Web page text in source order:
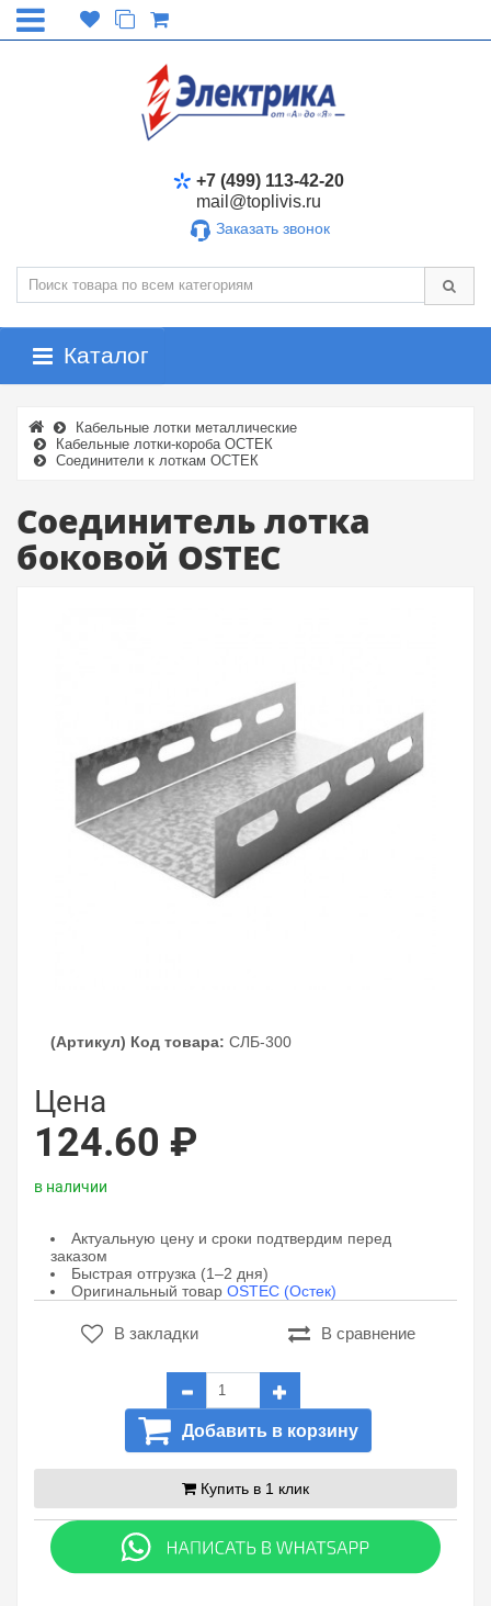
+7 (499) 113-42-20
mail@toplivis.ru
Заказать звонок
Каталог
Кабельные лотки металлические
Кабельные лотки-короба ОСТЕК
Соединители к лоткам ОСТЕК
Соединитель лотка
боковой OSTEC
(Артикул) Код товара: СЛБ-300
Цена
124.60 ₽
в наличии
Актуальную цену и сроки подтвердим перед
заказом
Быстрая отгрузка (1–2 дня)
Оригинальный товар OSTEC (Остек)
В закладки В сравнение
Добавить в корзину
Купить в 1 клик